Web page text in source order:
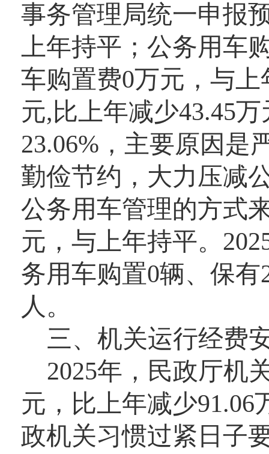
事务管理局统一申报
上年持平；公务用车
车购置费0万元，与
元,比上年减少43.45
23.06%，主要原因是
勤俭节约，大力压减
公务用车管理的方式
元，与上年持平。
务用车购置0辆、保
人。
三、机关运行经费
2025年，民政厅机
元，比上年减少91.06
政机关习惯过紧日子